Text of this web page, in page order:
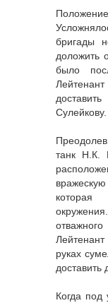
бригады
доложить
было
Сулейкову.
танк Н.К.
которая
руках
доставить
Когда под